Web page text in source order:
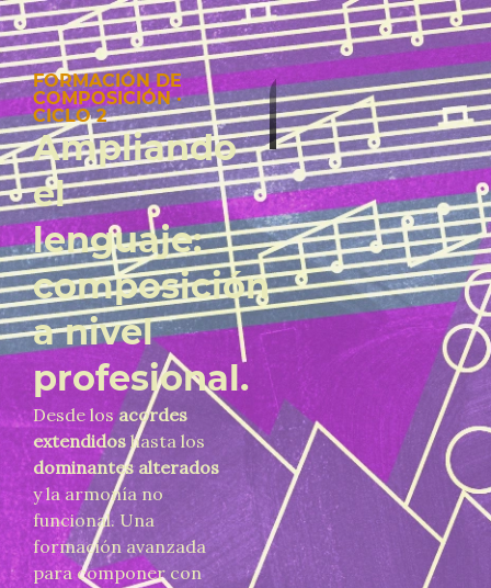
FORMACIÓN DE
COMPOSICIÓN ·
CICLO 2
Ampliando
el
lenguaje:
composición
a nivel
profesional.
Desde losacordes
extendidos hasta los
dominantes alterados
y la armonía no
funcional. Una
formación avanzada
para componer con